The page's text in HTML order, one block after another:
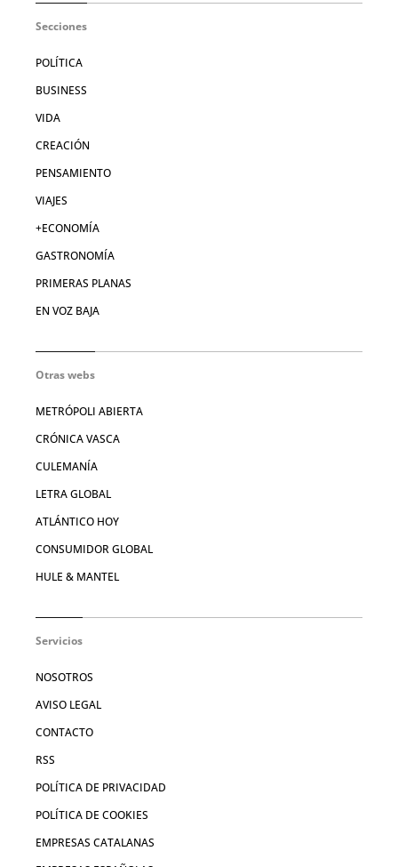
Secciones
POLÍTICA
BUSINESS
VIDA
CREACIÓN
PENSAMIENTO
VIAJES
+ECONOMÍA
GASTRONOMÍA
PRIMERAS PLANAS
EN VOZ BAJA
Otras webs
METRÓPOLI ABIERTA
CRÓNICA VASCA
CULEMANÍA
LETRA GLOBAL
ATLÁNTICO HOY
CONSUMIDOR GLOBAL
HULE & MANTEL
Servicios
NOSOTROS
AVISO LEGAL
CONTACTO
RSS
POLÍTICA DE PRIVACIDAD
POLÍTICA DE COOKIES
EMPRESAS CATALANAS